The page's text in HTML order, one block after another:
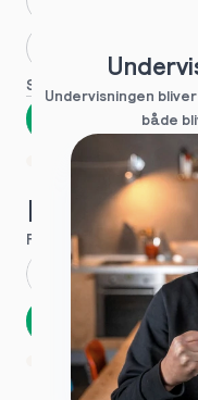
Se flere
1 ud af 9
Hvad
Fornavn
Opbevares
1 ud af 9
Undervisningen
både